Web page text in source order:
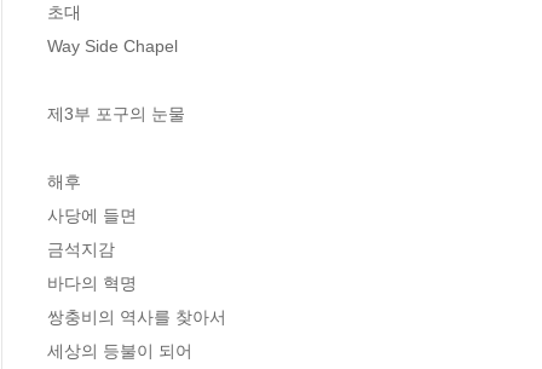
초대
Way Side Chapel
제3부 포구의 눈물
해후
사당에 들면
금석지감
바다의 혁명
쌍충비의 역사를 찾아서
세상의 등불이 되어